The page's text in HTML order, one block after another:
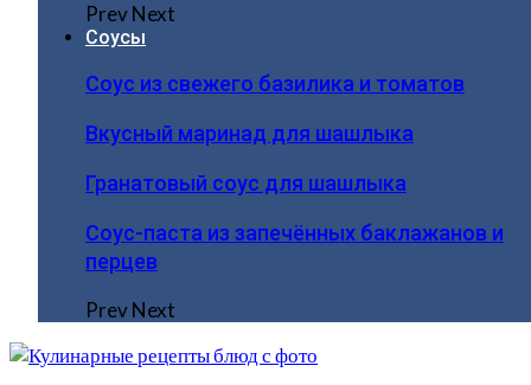
PrevNext
Соусы
Соус из свежего базилика и томатов
Вкусный маринад для шашлыка
Гранатовый соус для шашлыка
Соус-паста из запечённых баклажанов и
перцев
PrevNext